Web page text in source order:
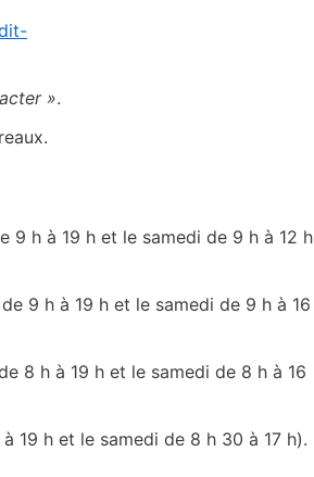
».
h à 19 h et le samedi de 9 h à 12 h
9 h à 19 h et le samedi de 9 h à 16
8 h à 19 h et le samedi de 8 h à 16
19 h et le samedi de 8 h 30 à 17 h).